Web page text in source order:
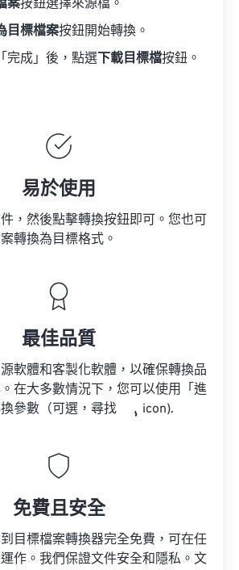
案按鈕選擇來源檔。
目標檔案按鈕開始轉換。
完成」後，點選 下載目標檔按鈕。
易於使用
，然後點擊轉換按鈕即可。您也可
轉換為目標格式。
最佳品質
軟體和客製化軟體，以確保轉換品
在大多數情況下，您可以使用「進
參數（可選，尋找
icon).
免費且安全
目標檔案轉換器完全免費，可在任
作。我們保證文件安全和隱私。文